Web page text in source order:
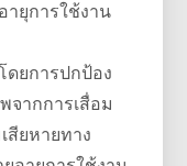
ยุการใช้งาน
ดยการปกป้อง
ากการเสื่อม
สียหายทาง